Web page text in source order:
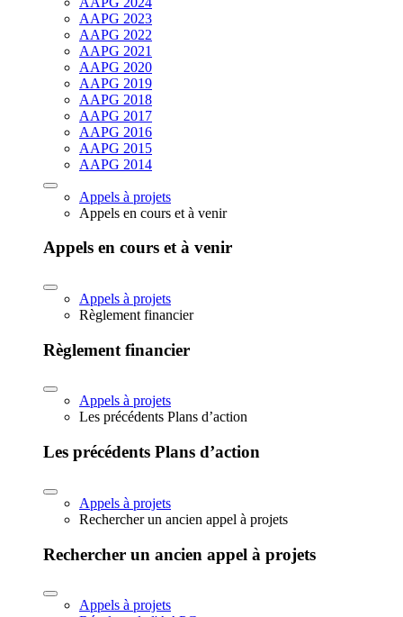
AAPG 2023
AAPG 2022
AAPG 2021
AAPG 2020
AAPG 2019
AAPG 2018
AAPG 2017
AAPG 2016
AAPG 2015
AAPG 2014
Appels à projets
Appels en cours et à venir
Appels en cours et à venir
Appels à projets
Règlement financier
Règlement financier
Appels à projets
Les précédents Plans d’action
Les précédents Plans d’action
Appels à projets
Rechercher un ancien appel à projets
Rechercher un ancien appel à projets
Appels à projets